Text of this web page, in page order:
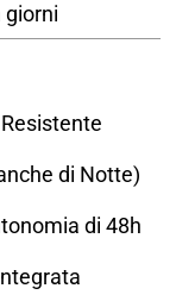
di Notte)
di 48h